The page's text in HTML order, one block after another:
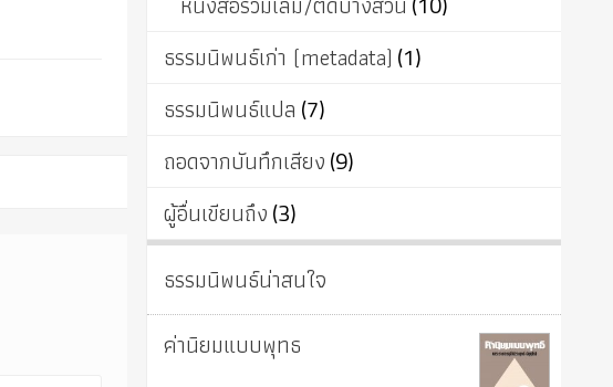
ธรรมนิพนธ์เก่า (metadata) (1)
ธรรมนิพนธ์แปล (7)
ถอดจากบันทึกเสียง(9)
ผู้อื่นเขียนถึง(3)
ธรรมนิพนธ์น่าสนใจ
ค่านิยมแบบพุทธ